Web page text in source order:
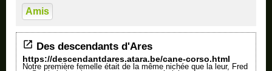
Amis
Des descendants d'Ares
https://descendantdares.atara.be/cane-corso.html
Notre première femelle était de la même nichée que la leur, Fred